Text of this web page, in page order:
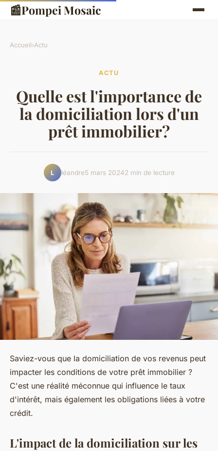
📰Pompei Mosaic
Accueil›Actu
ACTU
Quelle est l'importance de
la domiciliation lors d'un
prêt immobilier?
L léandre5 mars 20242 min de lecture
Saviez-vous que la domiciliation de vos revenus peut
impacter les conditions de votre prêt immobilier ?
C'est une réalité méconnue qui influence le taux
d'intérêt, mais également les obligations liées à votre
crédit.
L'impact de la domiciliation sur les